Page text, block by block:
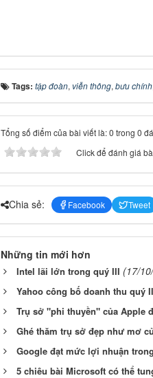
Tags: tập đoàn, viễn thông, bưu chính,
Tổng số điểm của bài viết là: 0 trong 0
Click để đánh giá
Chia sẻ: Facebook Tweet
Những tin mới hơn
Intel lãi lớn trong quý III (17/
Yahoo công bố doanh thu quý
Trụ sở "phi thuyền" của Apple
Ghé thăm trụ sở đẹp như mơ
Google đạt mức lợi nhuận
5 chiêu bài Microsoft có thể